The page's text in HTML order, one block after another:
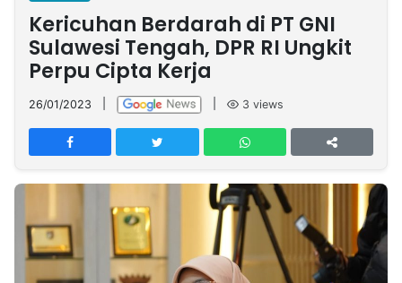
Nasional
International
Olahraga
Entertainment
Daerah
Pariwisata
Kuliner
Kolom
Network
PT
TREETAN
INDONESIA
Partner
Kericuhan Berdarah di PT GNI
Sulawesi Tengah, DPR RI Ungkit
Perpu Cipta Kerja
26/01/2023 3 views